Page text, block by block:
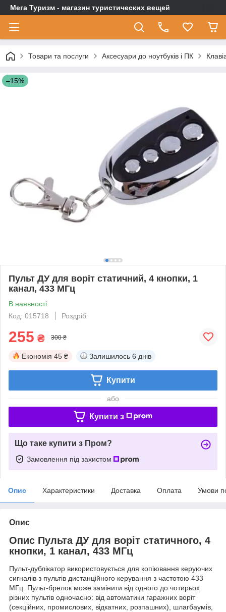
Мега Туризм - магазин туристических вещей
Товари та послуги Аксесуари до ноутбуків і ПК
–15%
Пульт ДУ для воріт статичний, 4 кнопки, 1
канал, 433 МГц
В наявності
Код: 015718
Роздріб
255 ₴ 300 ₴
Економія 45 ₴ Залишилось 6 днів
Купити
або
Купити з
Що таке купити з Пром?
Замовлення під захистом
Опис Характеристики Доставка Оплата Умови
Опис
Опис Пульта ДУ для воріт статичного, 4
кнопки, 1 канал, 433 МГц
Пульт-дублікатор використовується для копіювання керуючих
сигналів з пультів дистанційного керування з частотою 433
МГц. Пульт-брелок може замінити від одного до чотирьох
різних пультів одночасно: від автоматики гаражних воріт
(секційних, промислових, відкатних, розпашних), шлагбаумів,